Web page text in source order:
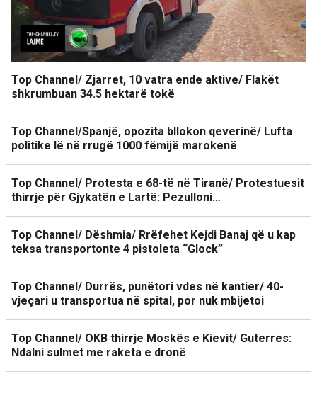
Top Channel/ Zjarret, 10 vatra ende aktive/ Flakët
shkrumbuan 34.5 hektarë tokë
Top Channel/Spanjë, opozita bllokon qeverinë/ Lufta
politike lë në rrugë 1000 fëmijë marokenë
Top Channel/ Protesta e 68-të në Tiranë/ Protestuesit
thirrje për Gjykatën e Lartë: Pezulloni…
Top Channel/ Dëshmia/ Rrëfehet Kejdi Banaj që u kap
teksa transportonte 4 pistoleta “Glock”
Top Channel/ Durrës, punëtori vdes në kantier/ 40-
vjeçari u transportua në spital, por nuk mbijetoi
Top Channel/ OKB thirrje Moskës e Kievit/ Guterres:
Ndalni sulmet me raketa e dronë